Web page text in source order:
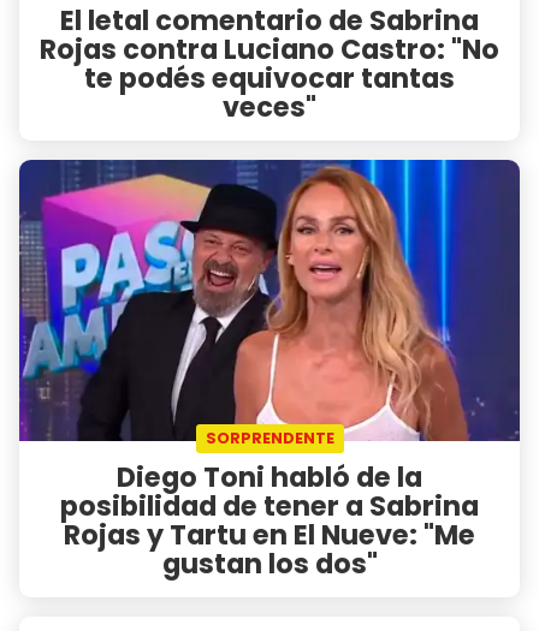
El letal comentario de Sabrina
Rojas contra Luciano Castro: "No
te podés equivocar tantas
veces"
SORPRENDENTE
Diego Toni habló de la
posibilidad de tener a Sabrina
Rojas y Tartu en El Nueve: "Me
gustan los dos"